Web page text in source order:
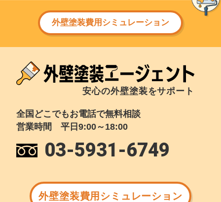
外壁塗装費用シミュレーション
安心の外壁塗装をサポート
全国どこでもお電話で無料相談
営業時間 平日9:00～18:00
03-5931-6749
外壁塗装費用シミュレーション